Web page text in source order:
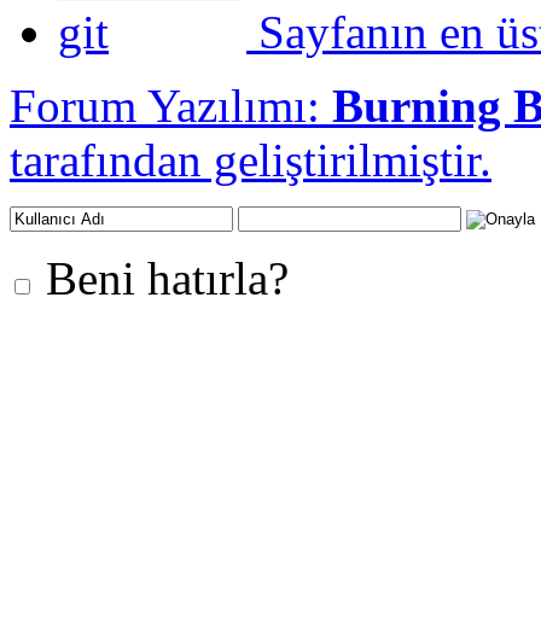
Sayfanın en
Forum Yazılımı: Burning
tarafından geliştirilmiştir.
Beni hatırla?